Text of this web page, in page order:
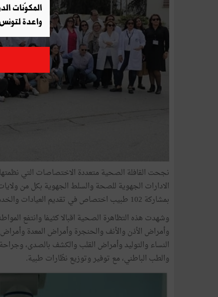
بمشاركة 102 طبيب اختصاص في تقديم العيادات والخدمات الطبية لفائدة 15496 مواطن.
وشهدت هذه التظاهرة الصحية اقبالا كثيفا وانتفع
وأمراض الأذن والأنف والحنجرة وأمراض المعدة
النساء والتوليد وأمراض القلب والكشف بالصدى،
والطب الباطني، مع توفير وتوزيع نظّارات طبية.
المكوّنات
واعدة